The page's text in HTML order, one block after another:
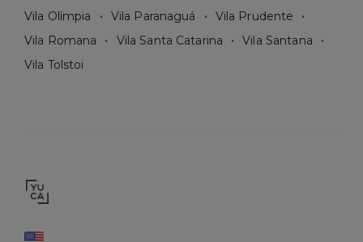
Vila Olímpia
Vila Paranaguá
Vila Prudente
Vila Romana
Vila Santa Catarina
Vila Santana
Vila Tolstoi